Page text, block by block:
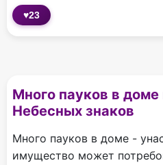
♥23
Много пауков в доме
Небесных знаков
Много пауков в доме -
имущество может